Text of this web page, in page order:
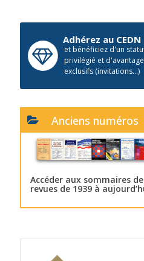
Adhérez au CEDN
et bénéficiez d'un
privilégié et
exclusifs (invitations...)
Anciens numéros
Accéder aux sommaires
revues de 1939 à